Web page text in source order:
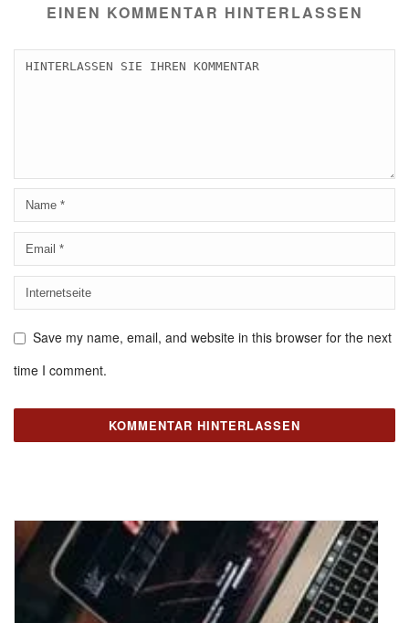
EINEN KOMMENTAR HINTERLASSEN
Save my name, email, and website in this browser for the next
time I comment.